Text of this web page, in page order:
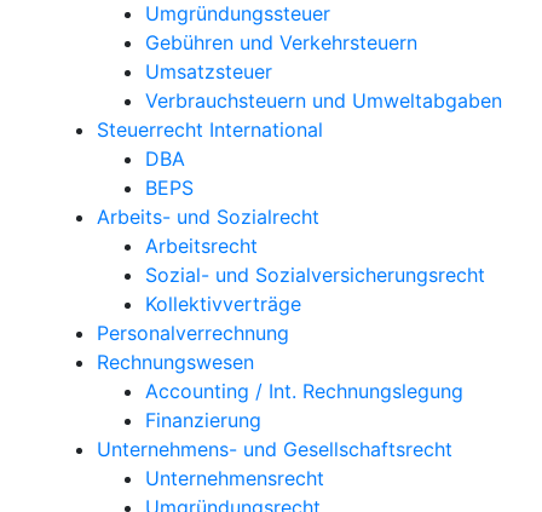
Umgründungssteuer
Gebühren und Verkehrsteuern
Umsatzsteuer
Verbrauchsteuern und Umweltabgaben
Steuerrecht International
DBA
BEPS
Arbeits- und Sozialrecht
Arbeitsrecht
Sozial- und Sozialversicherungsrecht
Kollektivverträge
Personalverrechnung
Rechnungswesen
Accounting / Int. Rechnungslegung
Finanzierung
Unternehmens- und Gesellschaftsrecht
Unternehmensrecht
Umgründungsrecht